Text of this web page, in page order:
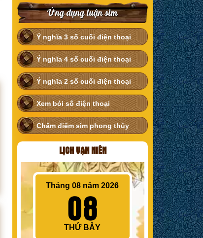
Ứng dụng luận sim
Ý nghĩa 3 số cuối điện thoại
Ý nghĩa 4 số cuối điện thoại
Ý nghĩa 2 số cuối điện thoại
Xem bói số điện thoại
Chấm điểm sim phong thủy
LỊCH VẠN NIÊN
Tháng 08 năm 2026
08
THỨ BẢY